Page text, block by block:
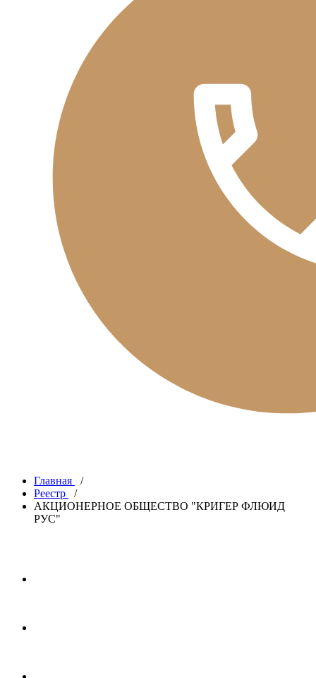
Главная
/
Реестр
/
АКЦИОНЕРНОЕ ОБЩЕСТВО "КРИГЕР ФЛЮИД
РУС"